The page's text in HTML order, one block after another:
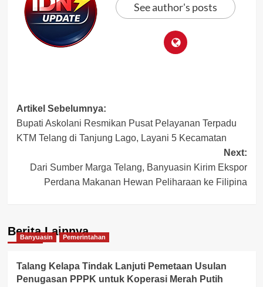
See author's posts
Post
navigation
Artikel Sebelumnya:
Bupati Askolani Resmikan Pusat Pelayanan Terpadu
KTM Telang di Tanjung Lago, Layani 5 Kecamatan
Next:
Dari Sumber Marga Telang, Banyuasin Kirim Ekspor
Perdana Makanan Hewan Peliharaan ke Filipina
Berita Lainnya
Banyuasin Pemerintahan
Talang Kelapa Tindak Lanjuti Pemetaan Usulan
Penugasan PPPK untuk Koperasi Merah Putih